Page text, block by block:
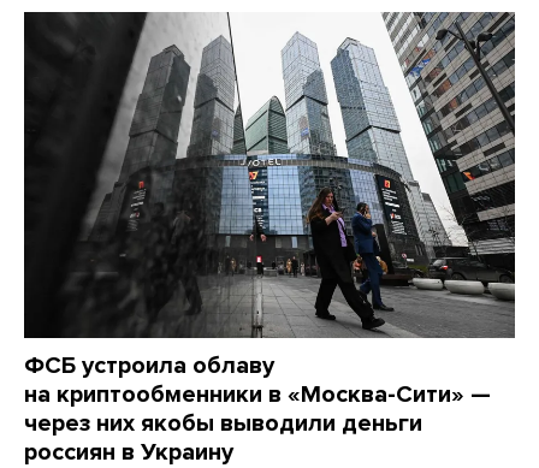
ФСБ устроила облаву
на криптообменники в «Москва-Сити» —
через них якобы выводили деньги
россиян в Украину